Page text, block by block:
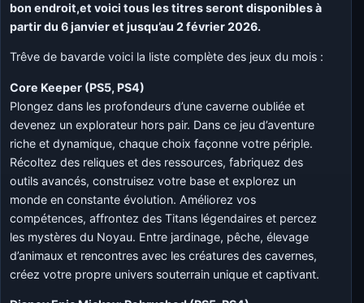
bon endroit,et voici tous les titres seront disponibles à
partir du 6 janvier et jusqu’au 2 février 2026.
Trêve de bavarde voici la liste complète des jeux du mois :
Core Keeper (PS5, PS4)
Plongez dans les profondeurs d’une caverne oubliée et
devenez un explorateur hors pair. Dans ce jeu d’aventure
riche et dynamique, chaque choix façonne votre périple.
Récoltez des reliques et des ressources, fabriquez des
outils avancés, construisez votre base et explorez un
monde en constante évolution. Améliorez vos
compétences, affrontez des Titans légendaires et percez
les mystères du Noyau. Entre jardinage, pêche, élevage
d’animaux et rencontres avec les créatures des cavernes,
créez votre propre univers souterrain unique et captivant.